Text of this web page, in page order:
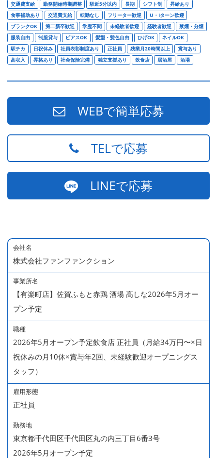
交通費支給
勤務開始時期調整 駅近5分以内 長期 シフト制
昇給あり
食事補助あり
交通費支給 転勤なし フリーター歓迎
U・Iターン歓迎
ブランクOK
第二新卒歓迎 学歴不問 未経験者歓迎 経験者歓迎
禁煙・分煙
服装自由
制服貸与 ピアスOK 髪型・髪色自由 ひげOK
ネイルOK
駅チカ
日祝休み 社員表彰制度あり 正社員 残業月20時間以上
賞与あり
高収入
昇格あり 社会保険完備 独立支援あり 飲食店 居酒屋 酒場
WEBで簡単応募
TELで応募
LINEで応募
会社名
株式会社ファンファンクション
事業所名
【有楽町店】佐賀ふもと赤鶏 酒場 髙しな2026年5月オー
プン予定
職種
2026年5月オープン予定飲食店 正社員（月給34万円〜×日
祝休みの月10休×賞与年2回、未経験歓迎オープニングス
タッフ）
雇用形態
正社員
勤務地
東京都千代田区千代田区丸の内三丁目6番3号
2026年5月オープン予定